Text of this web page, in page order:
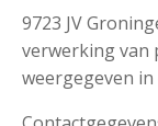
9723 JV
verwerking van
weergegeven